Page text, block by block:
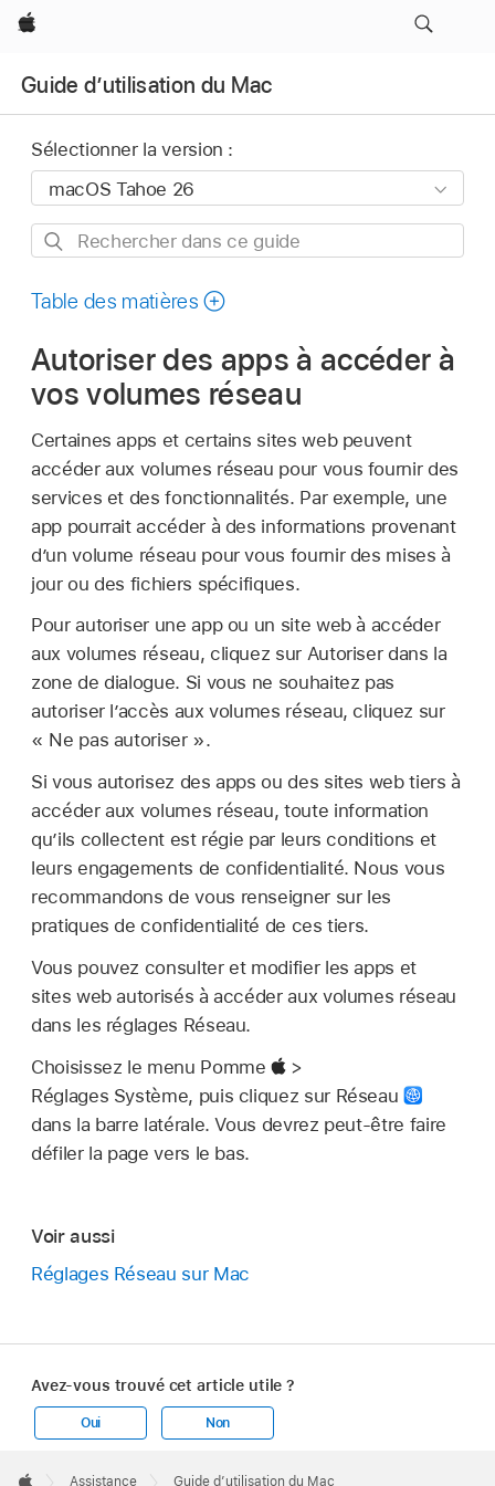
Apple
Guide d’utilisation du Mac
Sélectionner la version :
Rechercher
ce
Table des matières
Autoriser des apps à accéder à
vos volumes réseau
Certaines apps et certains sites web peuvent
accéder aux volumes réseau pour vous fournir des
services et des fonctionnalités. Par exemple, une
app pourrait accéder à des informations provenant
d’un volume réseau pour vous fournir des mises à
jour ou des fichiers spécifiques.
Pour autoriser une app ou un site web à accéder
aux volumes réseau, cliquez sur Autoriser dans la
zone de dialogue. Si vous ne souhaitez pas
autoriser l’accès aux volumes réseau, cliquez sur
« Ne pas autoriser ».
Si vous autorisez des apps ou des sites web tiers à
accéder aux volumes réseau, toute information
qu’ils collectent est régie par leurs conditions et
leurs engagements de confidentialité. Nous vous
recommandons de vous renseigner sur les
pratiques de confidentialité de ces tiers.
Vous pouvez consulter et modifier les apps et
sites web autorisés à accéder aux volumes réseau
dans les réglages Réseau.
Choisissez le menu Pomme
>
Réglages Système, puis cliquez sur Réseau
dans la barre latérale. Vous devrez peut-être faire
défiler la page vers le bas.
Voir aussi
Réglages Réseau sur Mac
Avez-vous trouvé cet article utile ?
Oui Non
Footer
 Assistance Guide d’utilisation du Mac